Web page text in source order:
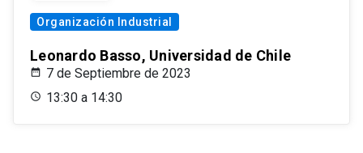
Organización Industrial
Leonardo Basso, Universidad de Chile
7 de Septiembre de 2023
13:30 a 14:30